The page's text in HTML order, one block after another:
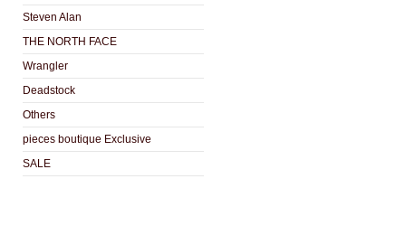
Steven Alan
THE NORTH FACE
Wrangler
Deadstock
Others
pieces boutique Exclusive
SALE